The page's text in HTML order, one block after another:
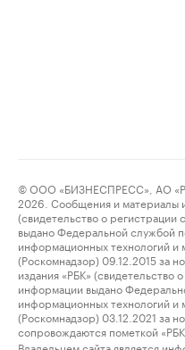
© ООО «БИЗНЕСПРЕСС», АО
2026. Сообщения и материалы
(свидетельство о
выдано Федеральной службой
информационных технологий и
(Роскомнадзор) 09.12.2015 за
издания «РБК» (свидетельство
информации выдано
информационных технологий и
(Роскомнадзор) 03.12.2021 за
сопровождаются пометкой